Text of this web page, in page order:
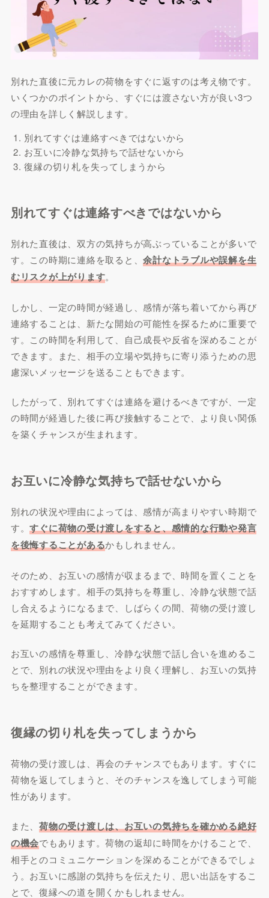
別れた直後に元カレの荷物をすぐに返すのは考え物です。
いくつかのポイントから、すぐには渡さない方が良い3つ
の理由を詳しく解説します。
別れてすぐは連絡すべきではないから
お互いに冷静な気持ちで話せないから
復縁の切り札を失ってしまうから
別れてすぐは連絡すべきではないから
別れた直後は、双方の気持ちが高ぶっていることが多いで
す。この時期に連絡を取ると、余計なトラブルや誤解を生
むリスクが上がります。
しかし、一定の時間が経過し、感情が落ち着いてから再び
連絡することは、新たな開始の可能性を探るために重要で
す。この時間を利用して、自己成長や反省を深めることが
できます。また、相手の立場や気持ちに寄り添うための思
慮深いメッセージを送ることもできます。
したがって、別れてすぐは連絡を避けるべきですが、一定
の時間が経過した後に再び接触することで、より良い関係
を築くチャンスが生まれます。
お互いに冷静な気持ちで話せないから
別れの状況や理由によっては、感情が高まりやすい時期で
す。すぐに荷物の受け渡しをすると、感情的な行動や発言
を後悔することがあるかもしれません。
そのため、お互いの感情が収まるまで、時間を置くことを
おすすめします。相手の気持ちを尊重し、冷静な状態で話
し合えるようになるまで、しばらくの間、荷物の受け渡し
を延期することも考えてみてください。
お互いの感情を尊重し、冷静な状態で話し合いを進めるこ
とで、別れの状況や理由をより良く理解し、お互いの気持
ちを整理することができます。
復縁の切り札を失ってしまうから
荷物の受け渡しは、再会のチャンスでもあります。すぐに
荷物を返してしまうと、そのチャンスを逸してしまう可能
性があります。
また、荷物の受け渡しは、お互いの気持ちを確かめる絶好
の機会でもあります。荷物の返却に時間をかけることで、
相手とのコミュニケーションを深めることができるでしょ
う。お互いに感謝の気持ちを伝えたり、思い出話をするこ
とで、復縁への道を開くかもしれません。